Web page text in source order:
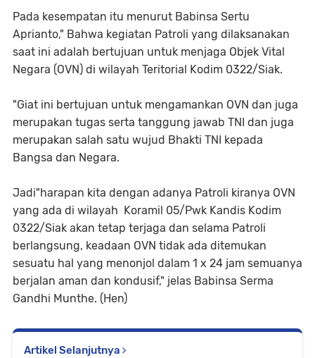
Pada kesempatan itu menurut Babinsa Sertu
Aprianto," Bahwa kegiatan Patroli yang dilaksanakan
saat ini adalah bertujuan untuk menjaga Objek Vital
Negara (OVN) di wilayah Teritorial Kodim 0322/Siak.
"Giat ini bertujuan untuk mengamankan OVN dan juga
merupakan tugas serta tanggung jawab TNI dan juga
merupakan salah satu wujud Bhakti TNI kepada
Bangsa dan Negara.
Jadi"harapan kita dengan adanya Patroli kiranya OVN
yang ada di wilayah Koramil 05/Pwk Kandis Kodim
0322/Siak akan tetap terjaga dan selama Patroli
berlangsung, keadaan OVN tidak ada ditemukan
sesuatu hal yang menonjol dalam 1 x 24 jam semuanya
berjalan aman dan kondusif," jelas Babinsa Serma
Gandhi Munthe. (Hen)
Artikel Selanjutnya